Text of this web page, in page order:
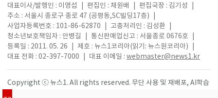
대표이사/발행인 : 이영섭 편집인 : 채원배 편집국장 : 김기성
주소 : 서울시 종로구 종로 47 (공평동,SC빌딩17층)
사업자등록번호 : 101-86-62870
고충처리인 : 김성환
청소년보호책임자 : 안병길
통신판매업신고 : 서울종로 0676호
등록일 : 2011. 05. 26
제호 : 뉴스1코리아(읽기: 뉴스원코리아)
대표 전화 : 02-397-7000
대표 이메일 : webmaster@news1.kr
Copyright ⓒ 뉴스1. All rights reserved. 무단 사용 및 재배포, AI학습